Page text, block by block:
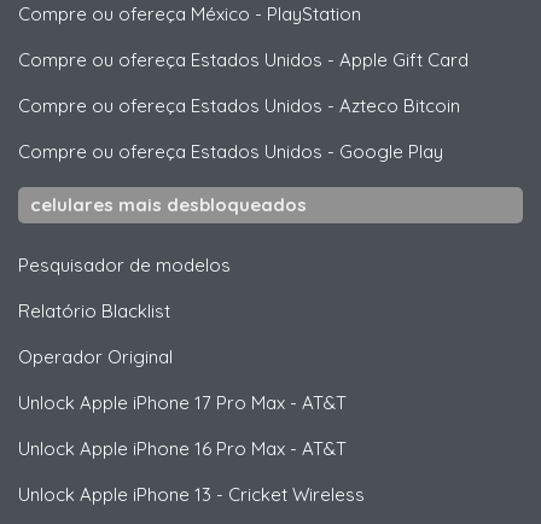
Compre ou ofereça México - PlayStation
Compre ou ofereça Estados Unidos - Apple Gift Card
Compre ou ofereça Estados Unidos - Azteco Bitcoin
Compre ou ofereça Estados Unidos - Google Play
celulares mais desbloqueados
Pesquisador de modelos
Relatório Blacklist
Operador Original
Unlock Apple iPhone 17 Pro Max - AT&T
Unlock Apple iPhone 16 Pro Max - AT&T
Unlock Apple iPhone 13 - Cricket Wireless